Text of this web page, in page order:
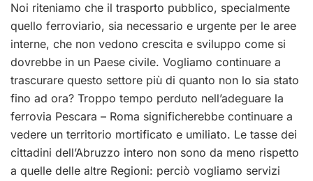
Noi riteniamo che il trasporto pubblico, specialmente
quello ferroviario, sia necessario e urgente per le aree
interne, che non vedono crescita e sviluppo come si
dovrebbe in un Paese civile. Vogliamo continuare a
trascurare questo settore più di quanto non lo sia stato
fino ad ora? Troppo tempo perduto nell’adeguare la
ferrovia Pescara – Roma significherebbe continuare a
vedere un territorio mortificato e umiliato. Le tasse dei
cittadini dell’Abruzzo intero non sono da meno rispetto
a quelle delle altre Regioni: perciò vogliamo servizi